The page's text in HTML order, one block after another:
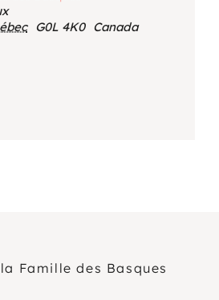
G0L 4K0 Canada
Famille des Basques